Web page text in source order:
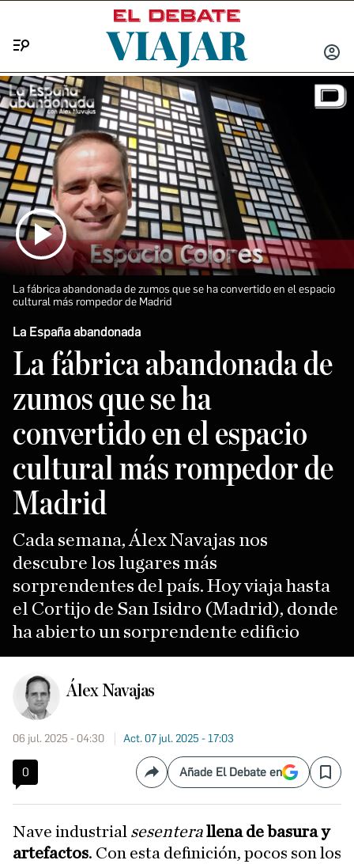
INICIAR
SESIÓN
La fábrica abandonada de zumos que se ha convertido en el espacio
cultural más rompedor de Madrid
La España abandonada
La fábrica abandonada de
zumos que se ha
convertido en el espacio
cultural más rompedor de
Madrid
Cada semana, Álex Navajas nos
descubre los lugares más
sorprendentes del país. Hoy viaja hasta
el Cortijo de San Isidro (Madrid), donde
ha abierto un sorprendente edificio
Álex Navajas
06 jul. 2025 - 04:30 Act. 07 jul. 2025 - 17:03
0 CompartirAñade El Debate en Save
Nave industrial sesenterallena de basura y
artefactos. Con esta definición, pocos son los